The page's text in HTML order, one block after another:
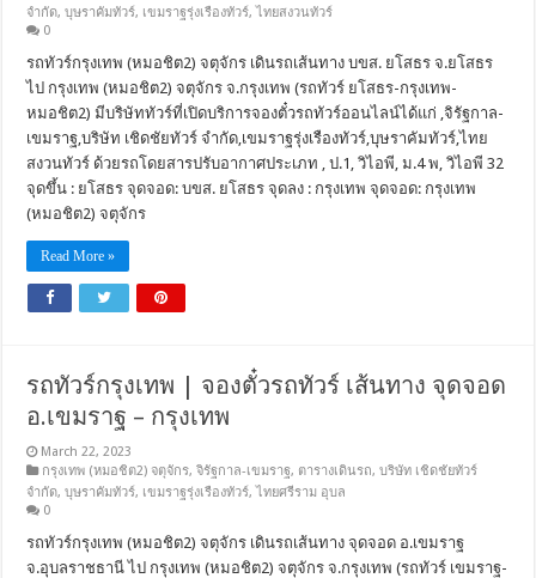
จำกัด,บุษราคัมทัวร์, เขมราฐรุ่งเรืองทัวร์,ไทยสงวนทัวร์
0
รถทัวร์กรุงเทพ (หมอชิต2) จตุจักร เดินรถเส้นทาง บขส. ยโสธร จ.ยโสธร
ไป กรุงเทพ (หมอชิต2) จตุจักร จ.กรุงเทพ (รถทัวร์ ยโสธร-กรุงเทพ-
หมอชิต2) มีบริษัททัวร์ที่เปิดบริการจองตั๋วรถทัวร์ออนไลน์ได้แก่ ,จิรัฐกาล-
เขมราฐ,บริษัท เชิดชัยทัวร์ จำกัด,เขมราฐรุ่งเรืองทัวร์,บุษราคัมทัวร์,ไทย
สงวนทัวร์ ด้วยรถโดยสารปรับอากาศประเภท , ป.1, วิไอพี, ม.4 พ, วิไอพี 32
จุดขึ้น : ยโสธร จุดจอด: บขส. ยโสธร จุดลง : กรุงเทพ จุดจอด: กรุงเทพ
(หมอชิต2) จตุจักร
Read More »
รถทัวร์กรุงเทพ | จองตั๋วรถทัวร์ เส้นทาง จุดจอด
อ.เขมราฐ – กรุงเทพ
March 22, 2023
กรุงเทพ (หมอชิต2) จตุจักร,จิรัฐกาล-เขมราฐ, ตารางเดินรถ,บริษัท เชิดชัยทัวร์
จำกัด,บุษราคัมทัวร์, เขมราฐรุ่งเรืองทัวร์,ไทยศรีราม อุบล
0
รถทัวร์กรุงเทพ (หมอชิต2) จตุจักร เดินรถเส้นทาง จุดจอด อ.เขมราฐ
จ.อุบลราชธานี ไป กรุงเทพ (หมอชิต2) จตุจักร จ.กรุงเทพ (รถทัวร์ เขมราฐ-